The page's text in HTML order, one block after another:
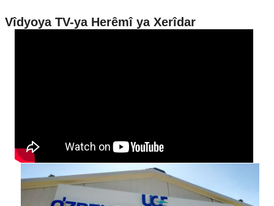
Vîdyoya TV-ya Herêmî ya Xerîdar